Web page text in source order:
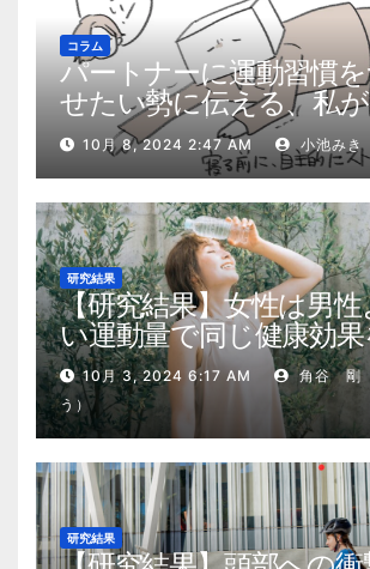
コラム
パートナーに運動習慣
せたい勢に伝える、私
肉量を2kg増やした5ス
10月 8, 2024 2:47 AM 小池みき
研究結果
【研究結果】女性は男
い運動量で同じ健康効果
10月 3, 2024 6:17 AM
角谷 剛
う）
研究結果